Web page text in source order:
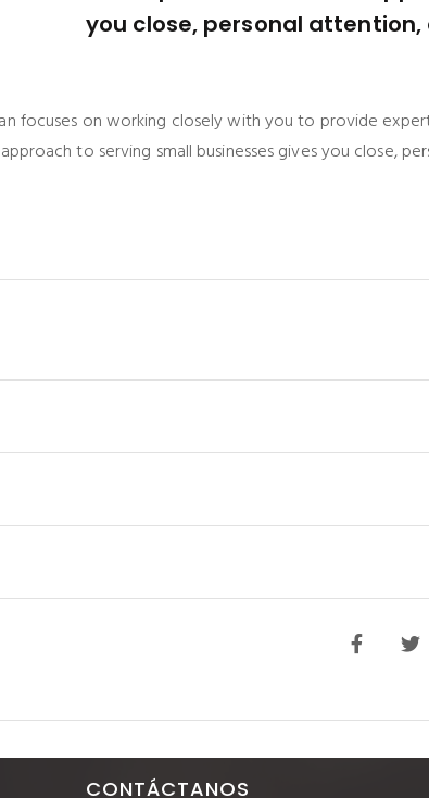
you close, personal attention,
focuses on working closely with you to provide
to serving small businesses gives you close,
CONTÁCTANOS